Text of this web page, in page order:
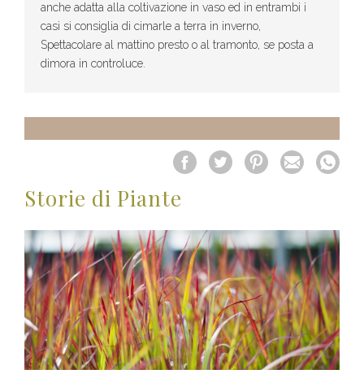
anche adatta alla coltivazione in vaso ed in entrambi i
casi si consiglia di cimarle a terra in inverno,
Spettacolare al mattino presto o al tramonto, se posta a
dimora in controluce.
Storie di Piante